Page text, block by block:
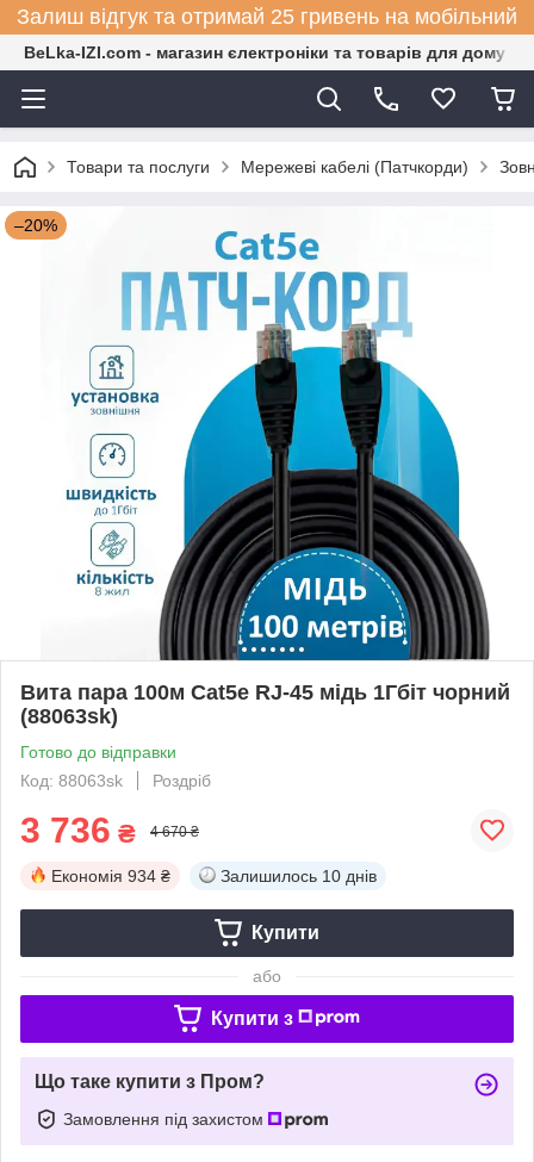
Залиш відгук та отримай 25 гривень на мобільний
BeLka-IZI.com - магазин єлектроніки та товарів для дому
Товари та послуги Мережеві кабелі (Патчкорди)
–20%
Вита пара 100м Cat5e RJ-45 мідь 1Гбіт чорний
(88063sk)
Готово до відправки
Код: 88063sk
Роздріб
3 736 ₴ 4 670 ₴
Економія 934 ₴ Залишилось 10 днів
Купити
або
Купити з
Що таке купити з Пром?
Замовлення під захистом